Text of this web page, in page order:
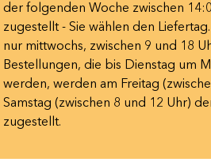
der folgenden Woche zwischen
zugestellt - Sie wählen den Liefertag.
nur mittwochs, zwischen 9 und 18
Bestellungen, die bis Dienstag um
werden, werden am Freitag
Samstag (zwischen 8 und 12 Uhr)
zugestellt.